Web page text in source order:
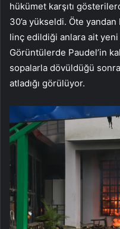
hükümet karşıtı
30’a yükseldi. Öte yandan
linç edildiği anlara ait yeni
Görüntülerde Paudel’in
sopalarla dövüldüğü
atladığı görülüyor.